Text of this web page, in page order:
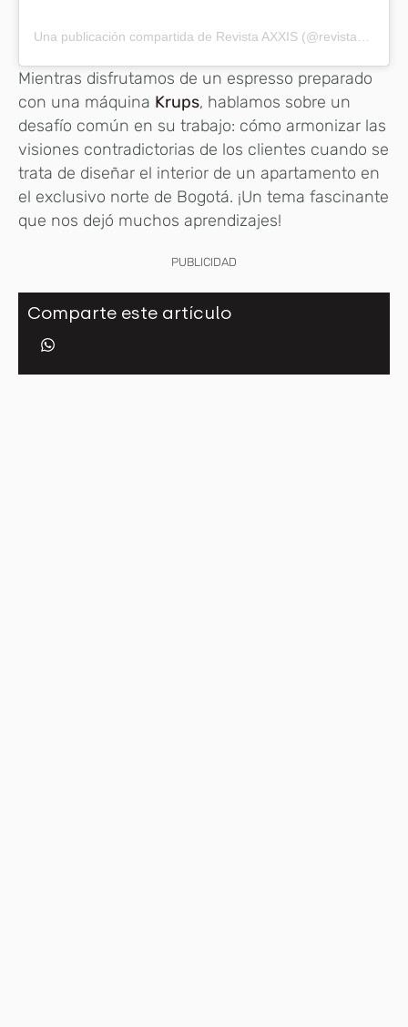
Una publicación compartida de Revista AXXIS (@revistaaxxis)
Mientras disfrutamos de un espresso preparado
con una máquina Krups, hablamos sobre un
desafío común en su trabajo: cómo armonizar las
visiones contradictorias de los clientes cuando se
trata de diseñar el interior de un apartamento en
el exclusivo norte de Bogotá. ¡Un tema fascinante
que nos dejó muchos aprendizajes!
PUBLICIDAD
Comparte este artículo